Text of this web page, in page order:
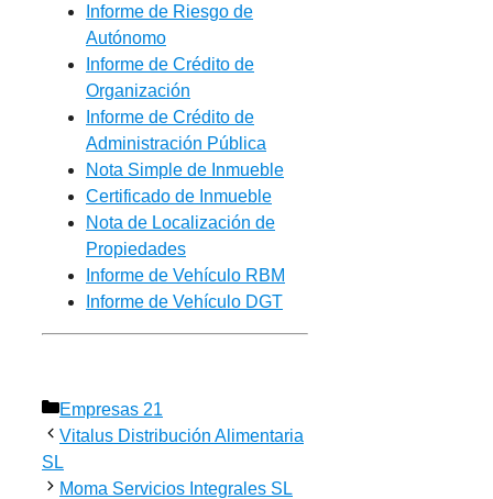
Informe de Riesgo de
Autónomo
Informe de Crédito de
Organización
Informe de Crédito de
Administración Pública
Nota Simple de Inmueble
Certificado de Inmueble
Nota de Localización de
Propiedades
Informe de Vehículo RBM
Informe de Vehículo DGT
Categorías
Empresas 21
Vitalus Distribución Alimentaria
SL
Moma Servicios Integrales SL